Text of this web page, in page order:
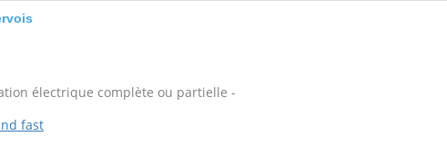
électrique complète ou partielle -
fast